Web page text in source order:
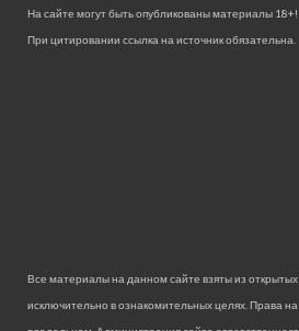
На сайте могут быть опубликованы материалы 18+!
При цитировании ссылка на источник обязательна.
Все материалы на данном сайте взяты из
исключительно в ознакомительных целях. Права